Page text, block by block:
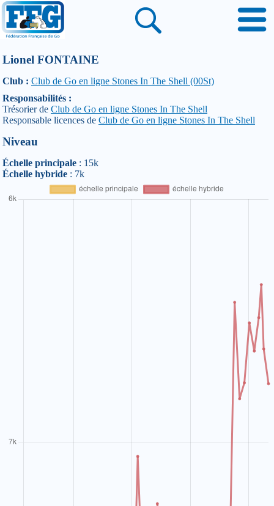
Lionel FONTAINE
Club : Club de Go en ligne Stones In The Shell (00St)
Responsabilités :
Trésorier de Club de Go en ligne Stones In The Shell
Responsable licences de Club de Go en ligne Stones In The Shell
Niveau
Échelle principale : 15k
Échelle hybride : 7k